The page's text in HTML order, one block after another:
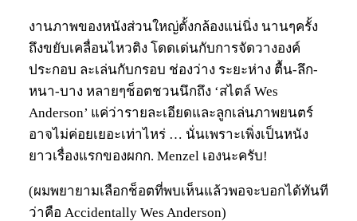
งานภาพของหนังส่วนใหญ่ตั้งกล้องแน่นิ่ง นานๆครั้ง
ถึงขยับเคลื่อนไหวติง โดดเด่นกับการจัดวางองค์
ประกอบ ละเล่นกับกรอบ ช่องว่าง ระยะห่าง ตื้น-ลึก-
หนา-บาง หลายๆช็อตชวนนึกถึง ‘สไตล์ Wes
Anderson’ แค่ว่ารายละเอียดและลูกเล่นภาพยนตร์
อาจไม่ค่อยเยอะเท่าไหร่ … นั่นเพราะเพิ่งเป็นหนัง
ยาวเรื่องแรกของผกก. Menzel เองนะครับ!
(ผมพยายามเลือกช็อตที่พบเห็นแล้วพอจะบอกได้ทันที
ว่าคือ Accidentally Wes Anderson)